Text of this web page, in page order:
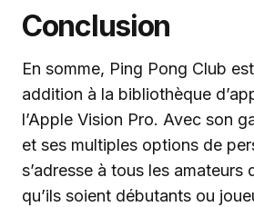
Conclusion
En somme, Ping Pong Club
addition à la bibliothèque
l’Apple Vision Pro. Avec son
et ses multiples options de
s’adresse à tous les amateurs
qu’ils soient débutants ou